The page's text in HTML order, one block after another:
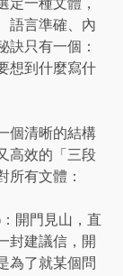
語言準確、內
訣只有一個：
想到什麼寫什
個清晰的結構
高效的「三段
所有文體：
：開門見山，直
封建議信，開
為了就某個問